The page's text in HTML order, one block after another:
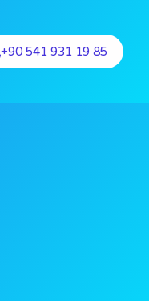
+90 541 931 19 85